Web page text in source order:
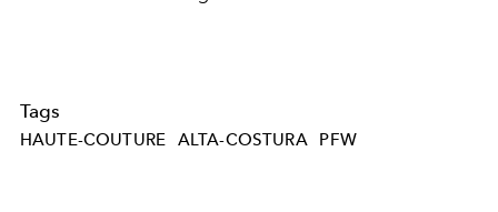
Tags
HAUTE-COUTURE ALTA-COSTURA PFW